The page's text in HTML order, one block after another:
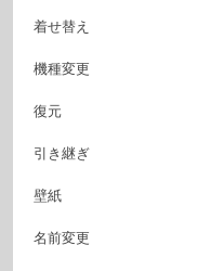
着せ替え
機種変更
復元
引き継ぎ
壁紙
名前変更